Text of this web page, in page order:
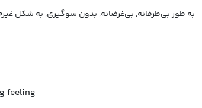
به طور بی‌طرفانه, بی‌غرضانه, بدون سوگیری, به شکل
feeling